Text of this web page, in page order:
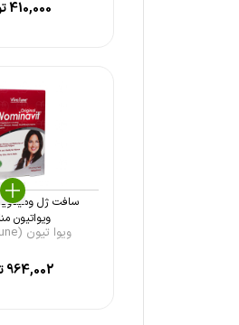
410,000
سافت ژل
ویواتیون
ویوا تیون (Viva Tune ...
964,002